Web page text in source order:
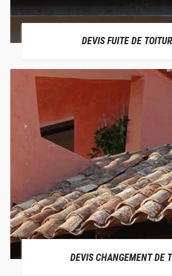
DEVIS FUITE DE
DEVIS CHANGEMENT DE